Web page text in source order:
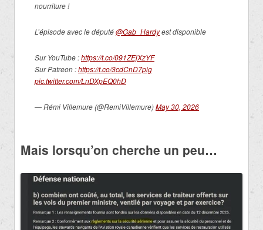
nourriture !
L’épisode avec le député@Gab_Hardyest disponible
Sur YouTube :https://t.co/091ZEjXzYF
Sur Patreon :https://t.co/3cdCnD7pig
pic.twitter.com/LnDXpEQ0hD
— Rémi Villemure (@RemiVillemure)May 30, 2026
Mais lorsqu’on cherche un peu…